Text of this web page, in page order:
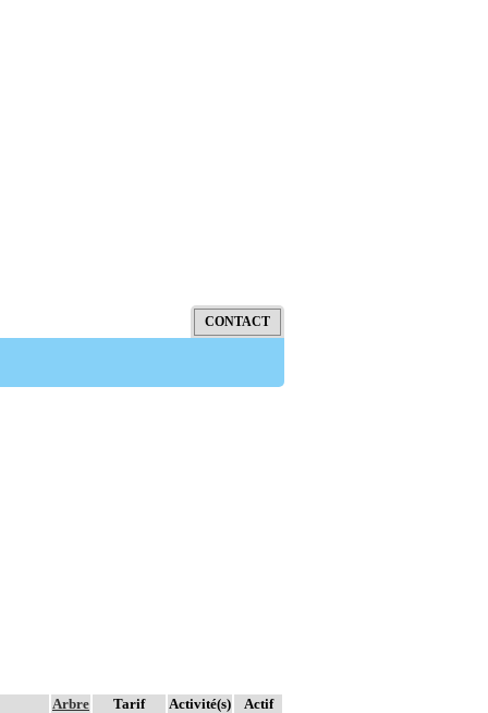
Arbre Tarif Activité(s) Actif